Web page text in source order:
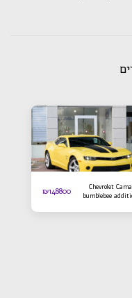
Chevrolet
bumblebee
₪148800